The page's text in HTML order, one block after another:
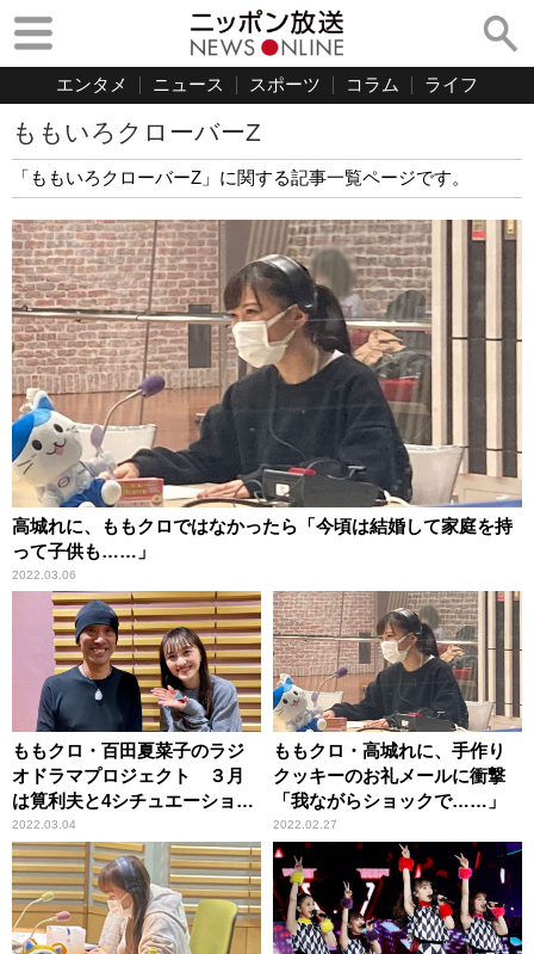
エンタメ ニュース スポーツ コラム ライフ
ももいろクローバーZ
「ももいろクローバーZ」に関する記事一覧ページです。
高城れに、ももクロではなかったら「今頃は結婚して家庭を持
って子供も……」
2022.03.06
ももクロ・百田夏菜子のラジ
オドラマプロジェクト ３月
は筧利夫と4シチュエーション
に挑戦！
2022.03.04
ももクロ・高城れに、手作り
クッキーのお礼メールに衝撃
「我ながらショックで……」
2022.02.27